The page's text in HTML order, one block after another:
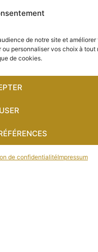
de notre site et améliorer
personnaliser vos choix à tout
de cookies.
de confidentialitéImpressum